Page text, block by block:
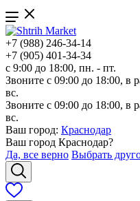
+7 (988) 246-34-14
+7 (905) 401-34-34
с 9:00 до 18:00, пн. - пт.
Звоните с 09:00 до 18:00, в
вс.
Звоните с 09:00 до 18:00, в
вс.
Ваш город: Краснодар
Ваш город Краснодар?
Да, все верно Выбрать